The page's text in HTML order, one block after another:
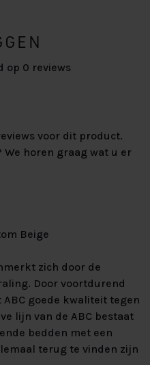
op 0 reviews
voor dit product.
horen graag wat u er
Beige
zich door de
Door voortdurend
goede kwaliteit tegen
lijn van de ABC bestaat
bedden met een
terug te vinden zijn